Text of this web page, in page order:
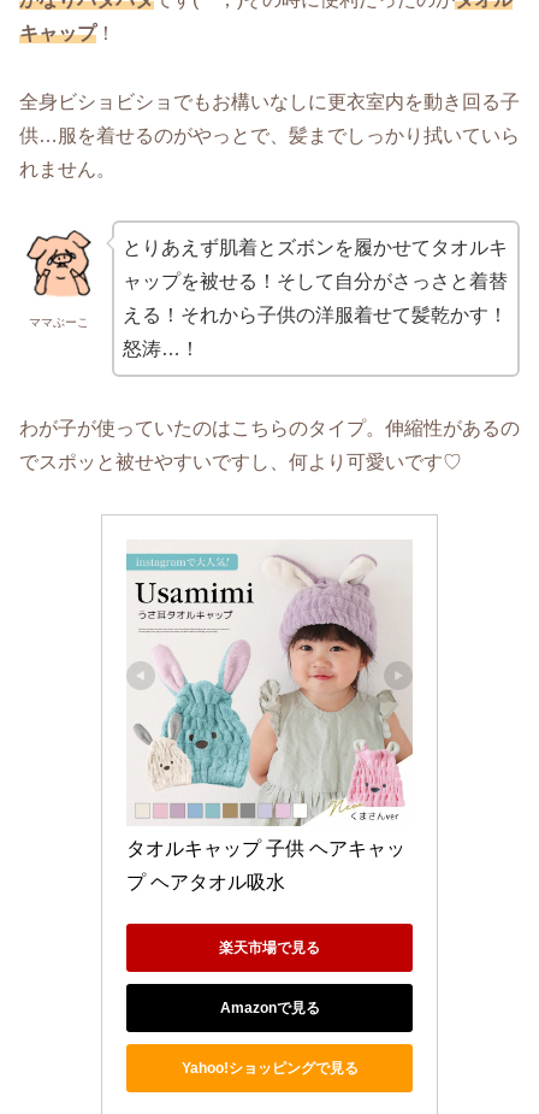
キャップ！
全身ビショビショでもお構いなしに更衣室内を動き回る子
供…服を着せるのがやっとで、髪までしっかり拭いていら
れません。
ママぶーこ
とりあえず肌着とズボンを履かせてタオルキ
ャップを被せる！そして自分がさっさと着替
える！それから子供の洋服着せて髪乾かす！
怒涛…！
わが子が使っていたのはこちらのタイプ。伸縮性があるの
でスポッと被せやすいですし、何より可愛いです♡
タオルキャップ 子供 ヘアキャッ
プ ヘアタオル吸水
楽天市場で見る
Amazonで見る
Yahoo!ショッピングで見る